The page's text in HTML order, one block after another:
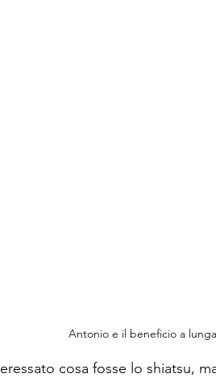
Antonio e il beneficio a
cosa fosse lo shiatsu,